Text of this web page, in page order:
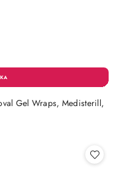
Gel Wraps, Medisterill,